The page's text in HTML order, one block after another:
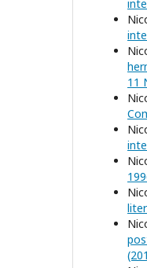
11